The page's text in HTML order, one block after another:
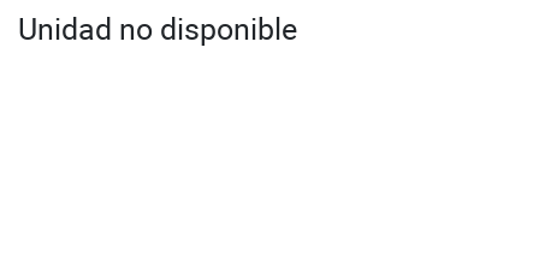
Unidad no disponible